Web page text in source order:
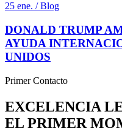
25 ene. / Blog
DONALD TRUMP
AYUDA
UNIDOS
Primer Contacto
EXCELENCIA
EL PRIMER